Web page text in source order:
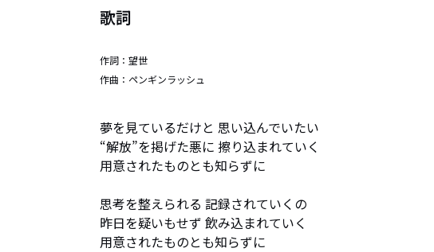
歌詞
作詞： 望世
作曲： ペンギンラッシュ
夢を見ているだけと 思い込んでいたい
“解放”を掲げた悪に 擦り込まれていく
用意されたものとも知らずに
思考を整えられる 記録されていくの
昨日を疑いもせず 飲み込まれていく
用意されたものとも知らずに